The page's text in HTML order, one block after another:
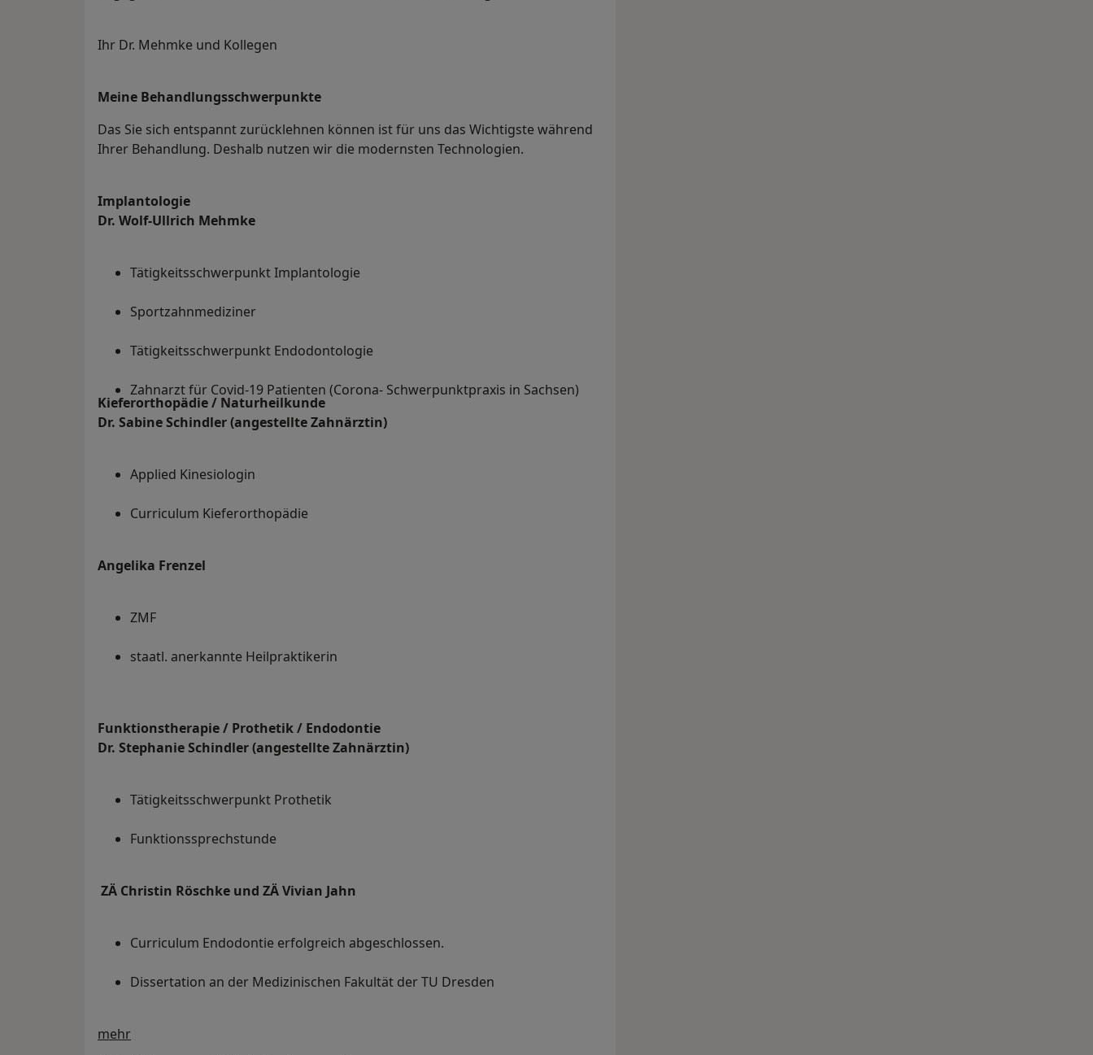
Ihr Dr. Mehmke und Kollegen
Meine Behandlungs­schwerpunkte
Das Sie sich entspannt zurücklehnen können ist für uns das Wichtigste während
Ihrer Behandlung. Deshalb nutzen wir die modernsten Technologien.
Implantologie
Dr. Wolf-Ullrich Mehmke
Tätigkeitsschwerpunkt Implantologie
Sportzahnmediziner
Tätigkeitsschwerpunkt Endodontologie
Zahnarzt für Covid-19 Patienten (Corona- Schwerpunktpraxis in Sachsen)
Kieferorthopädie / Naturheilkunde
Dr. Sabine Schindler (angestellte Zahnärztin)
Applied Kinesiologin
Curriculum Kieferorthopädie
Angelika Frenzel
ZMF
staatl. anerkannte Heilpraktikerin
Funktionstherapie / Prothetik / Endodontie
Dr. Stephanie Schindler (angestellte Zahnärztin)
Tätigkeitsschwerpunkt Prothetik
Funktionssprechstunde
ZÄ Christin Röschke und ZÄ Vivian Jahn
Curriculum Endodontie erfolgreich abgeschlossen.
Dissertation an der Medizinischen Fakultät der TU Dresden
mehrÜber mich